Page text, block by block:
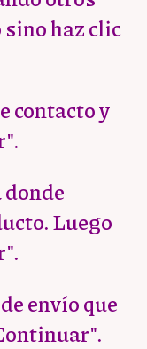
haz clic
contacto y
Luego
envío que